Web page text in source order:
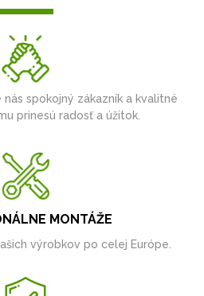
spokojný zákazník a kvalitné
prinesú radosť a úžitok.
MONTÁŽE
výrobkov po celej Európe.